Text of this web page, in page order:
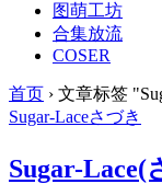
图萌工坊
合集放流
COSER
首页 › 文章标签
Sugar-Laceさづき
Sugar-Lace(